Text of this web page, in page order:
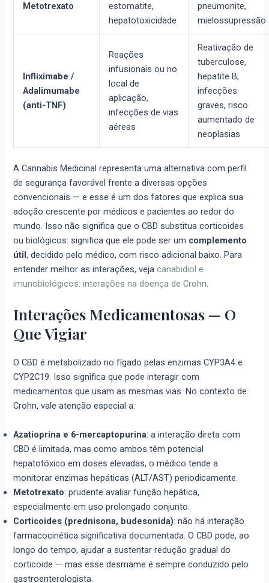
Metotrexato
estomatite,
hepatotoxicidade
pneumonite,
mielossupressão
Infliximabe /
Adalimumabe
(anti-TNF)
Reações
infusionais ou no
local de
aplicação,
infecções de vias
aéreas
Reativação de
tuberculose,
hepatite B,
infecções
graves, risco
aumentado de
neoplasias
A Cannabis Medicinal representa uma alternativa com perfil
de segurança favorável frente a diversas opções
convencionais — e esse é um dos fatores que explica sua
adoção crescente por médicos e pacientes ao redor do
mundo. Isso não significa que o CBD substitua corticoides
ou biológicos: significa que ele pode ser um complemento
útil, decidido pelo médico, com risco adicional baixo. Para
entender melhor as interações, vejacanabidiol e
imunobiológicos: interações na doença de Crohn.
Interações Medicamentosas — O
Que Vigiar
O CBD é metabolizado no fígado pelas enzimas CYP3A4 e
CYP2C19. Isso significa que pode interagir com
medicamentos que usam as mesmas vias. No contexto de
Crohn, vale atenção especial a:
Azatioprina e 6-mercaptopurina: a interação direta com
CBD é limitada, mas como ambos têm potencial
hepatotóxico em doses elevadas, o médico tende a
monitorar enzimas hepáticas (ALT/AST) periodicamente.
Metotrexato: prudente avaliar função hepática,
especialmente em uso prolongado conjunto.
Corticoides (prednisona, budesonida): não há interação
farmacocinética significativa documentada. O CBD pode, ao
longo do tempo, ajudar a sustentar redução gradual do
corticoide — mas esse desmame é sempre conduzido pelo
gastroenterologista.